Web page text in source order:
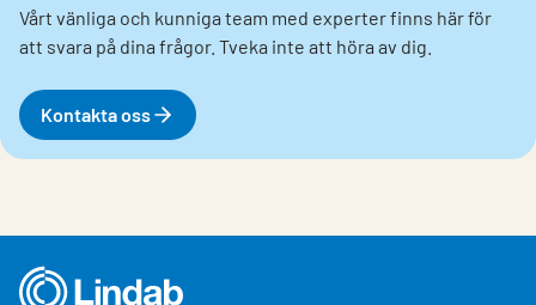
Vårt vänliga och kunniga team med experter finns här för
att svara på dina frågor. Tveka inte att höra av dig.
Kontakta oss